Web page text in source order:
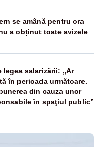
se amână pentru ora
a obținut toate avizele
legea salarizării: „Ar
în perioada următoare.
din cauza unor
în spaţiul public”